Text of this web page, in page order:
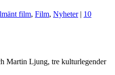
film, Film, Nyheter| 10
Martin Ljung, tre kulturlegender